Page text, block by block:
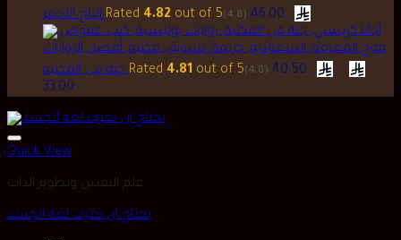
التاج الأحمر Rated 4.82 out of 5(4.8)
جثة فى المكتبة Rated 4.81 out of 5(4.8)
Original
was:
is:
Quick View
علم النفس وتطوير الذات
تحتاج ان تعرف لغة الجسد